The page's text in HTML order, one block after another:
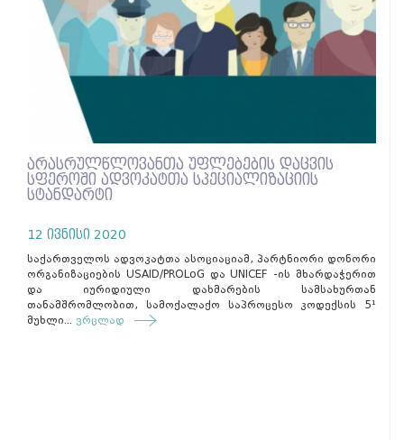
არასრულწლოვანთა უფლებების დაცვის
სფეროში ადვოკატთა სპეციალიზაციის
სტანდარტი
12 ივნისი 2020
საქართველოს ადვოკატთა ასოციაციამ, პარტნიორი დონორი
ორგანიზაციების USAID/PROLoG და UNICEF -ის მხარდაჭერით
და იურიდიული დახმარების სამსახურთან
თანამშრომლობით, სამოქალაქო საპროცესო კოდექსის 5¹
მუხლი... ვრცლად